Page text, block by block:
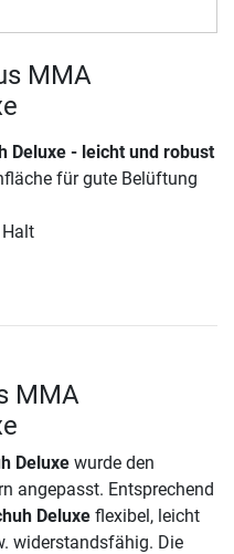
MMA
Deluxe - leicht und robust
für gute Belüftung
MMA
Deluxe wurde den
angepasst. Entsprechend
Deluxe flexibel, leicht
widerstandsfähig. Die